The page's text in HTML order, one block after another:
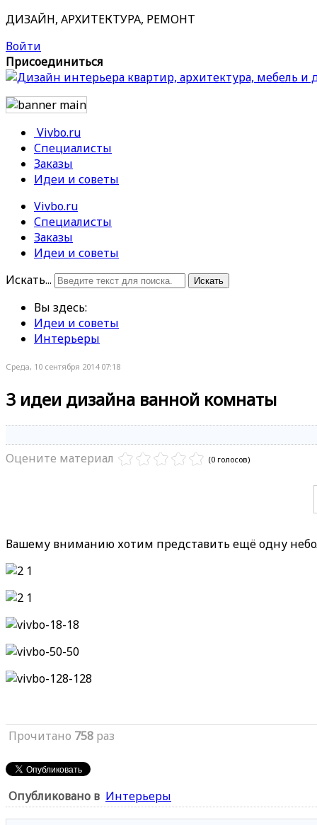
ДИЗАЙН, АРХИТЕКТУРА, РЕМОНТ
Войти
Присоединиться
Vivbo.ru
Специалисты
Заказы
Идеи и советы
Vivbo.ru
Специалисты
Заказы
Идеи и советы
Искать...
Искать
Вы здесь:
Идеи и советы
Интерьеры
Среда, 10 сентября 2014 07:18
3 идеи дизайна ванной комнаты
Оцените материал (0 голосов)
Вашему вниманию хотим представить ещё одну
Прочитано 758 раз
Опубликовано в Интерьеры